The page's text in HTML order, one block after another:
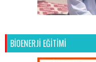
BİOENERJİ EĞİTİMİ